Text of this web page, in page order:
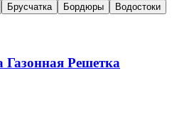
Брусчатка Бордюры
Водостоки
Газонная Решетка